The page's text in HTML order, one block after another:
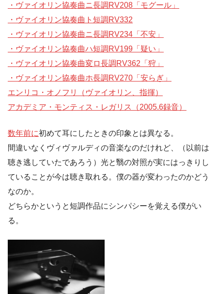
・ヴァイオリン協奏曲ニ長調RV208「モグール」
・ヴァイオリン協奏曲ト短調RV332
・ヴァイオリン協奏曲ニ長調RV234「不安」
・ヴァイオリン協奏曲ハ短調RV199「疑い」
・ヴァイオリン協奏曲変ロ長調RV362「狩」
・ヴァイオリン協奏曲ホ長調RV270「安らぎ」
エンリコ・オノフリ（ヴァイオリン、指揮）
アカデミア・モンティス・レガリス（2005.6録音）
数年前に初めて耳にしたときの印象とは異なる。
間違いなくヴィヴァルディの音楽なのだけれど、（以前は
聴き逃していたであろう）光と翳の対照が実にはっきりし
ていることが今は聴き取れる。僕の器が変わったのかどう
なのか。
どちらかというと短調作品にシンパシーを覚える僕がい
る。